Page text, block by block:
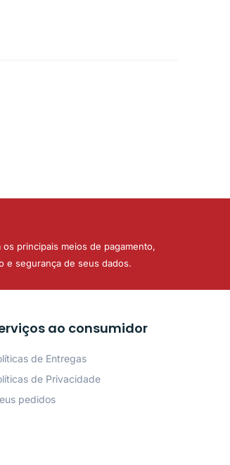
os principais meios de pagamento,
e segurança de seus dados.
ao consumidor
de Entregas
de Privacidade
pedidos